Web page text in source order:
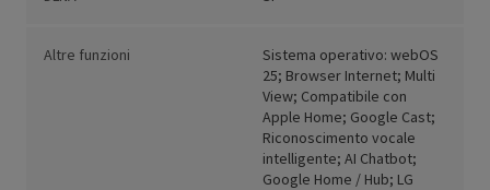
Altre funzioni
Sistema operativo: webOS
25; Browser Internet; Multi
View; Compatibile con
Apple Home; Google Cast;
Riconoscimento vocale
intelligente; AI Chatbot;
Google Home / Hub; LG